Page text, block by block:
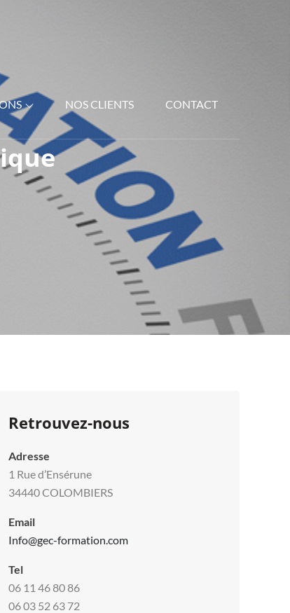
NOS CLIENTS CONTACT
Retrouvez-nous
Adresse
1 Rue d’Ensérune
34440 COLOMBIERS
Email
Info@gec-formation.com
Tel
06 11 46 80 86
06 03 52 63 72